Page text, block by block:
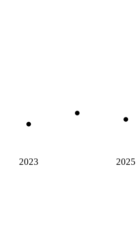
2023 2025